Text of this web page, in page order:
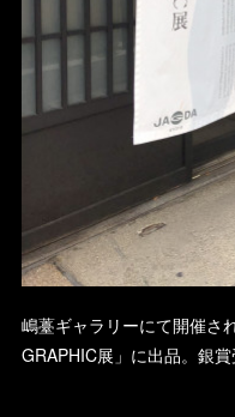
嶋薹ギャラリーにて開催さ
GRAPHIC展」に出品。銀賞